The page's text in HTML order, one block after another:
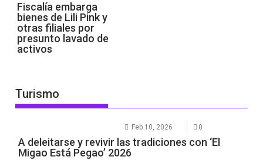
Fiscalía embarga
bienes de Lili Pink y
otras filiales por
presunto lavado de
activos
Turismo
Feb 10, 2026 0
A deleitarse y revivir las tradiciones con ‘El
Migao Está Pegao’ 2026